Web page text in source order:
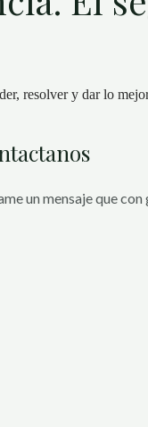
resolver y dar lo
un mensaje que